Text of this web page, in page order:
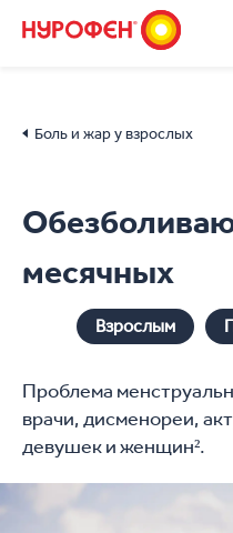
Боль и жар у взрослых
месячных
Взрослым
Проблема
врачи, дисменореи,
девушек и женщин².